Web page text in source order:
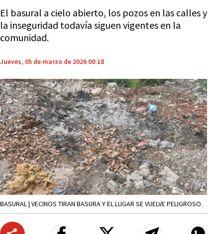
El basural a cielo abierto, los pozos en las calles y
la inseguridad todavía siguen vigentes en la
comunidad.
Jueves, 05 de marzo de 2026 00:18
BASURAL | VECINOS TIRAN BASURA Y EL LUGAR SE VUELVE PELIGROSO.